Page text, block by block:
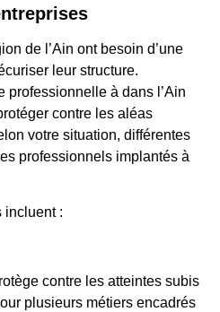
de l’Ain ont besoin d’une
leur structure.
professionnelle à dans l’Ain
contre les aléas
votre situation, différentes
professionnels implantés à
incluent :
contre les atteintes subis
plusieurs métiers encadrés